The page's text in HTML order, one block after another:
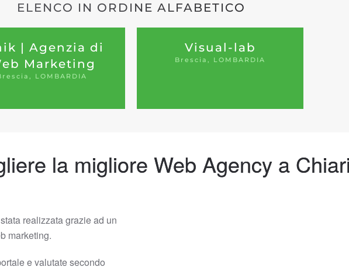
ELENCO IN ORDINE ALFABETICO
| Agenzia di
Marketing
LOMBARDIA
Visual-lab
Brescia, LOMBARDIA
la migliore Web Agency a
realizzata grazie ad un
marketing.
e valutate secondo